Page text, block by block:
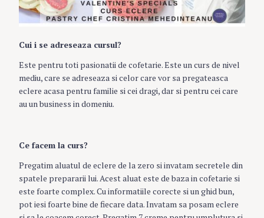
Cui i se adreseaza cursul?
Este pentru toti pasionatii de cofetarie. Este un curs de nivel
mediu, care se adreseaza si celor care vor sa pregateasca
eclere acasa pentru familie si cei dragi, dar si pentru cei care
au un business in domeniu.
Ce facem la curs?
Pregatim aluatul de eclere de la zero si invatam secretele din
spatele prepararii lui. Acest aluat este de baza in cofetarie si
este foarte complex. Cu informatiile corecte si un ghid bun,
pot iesi foarte bine de fiecare data. Invatam sa posam eclere